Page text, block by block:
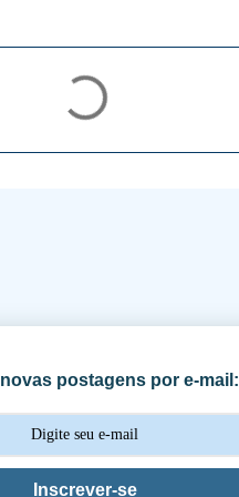
postagens por e-mail:
Inscrever-se